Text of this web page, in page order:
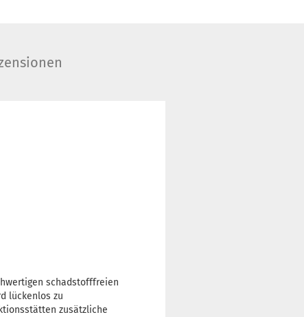
schadstofffreien
lückenlos zu
zusätzliche